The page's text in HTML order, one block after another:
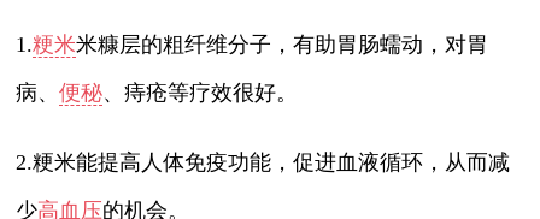
1.粳米米糠层的粗纤维分子，有助胃肠蠕动，对胃
病、便秘、痔疮等疗效很好。
2.粳米能提高人体免疫功能，促进血液循环，从而减
少高血压的机会。